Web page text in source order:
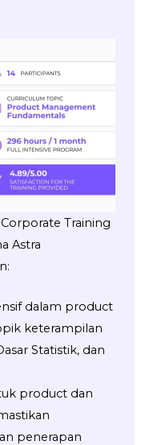
Training
Astra
dalam product
keterampilan
Statistik, dan
product dan
penerapan